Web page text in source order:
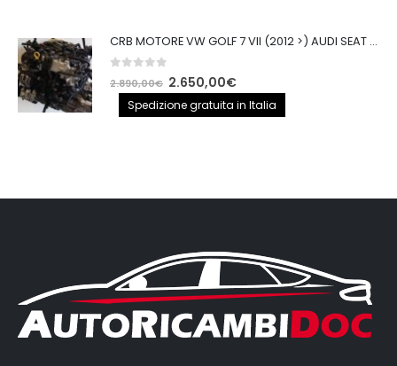
CRB MOTORE VW GOLF 7 VII (2012 >) AUDI SEAT 2.0TDI 150CV CRB IMPIANTO BOSCH
out of 5
2.890,00€ Il
prezzo
originale
2.650,00€Il
prezzo
attuale
Spedizione gratuita in Italia